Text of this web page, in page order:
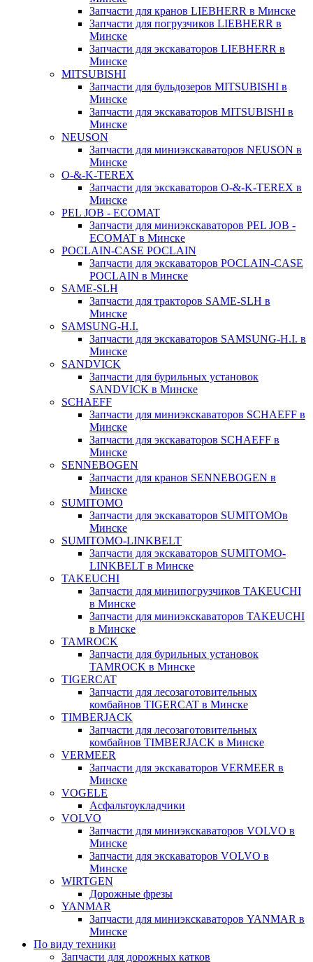
Запчасти для кранов LIEBHERR в Минске
Запчасти для погрузчиков LIEBHERR в
Минске
Запчасти для экскаваторов LIEBHERR в
Минске
MITSUBISHI
Запчасти для бульдозеров MITSUBISHI в
Минске
Запчасти для экскаваторов MITSUBISHI в
Минске
NEUSON
Запчасти для миниэкскаваторов NEUSON в
Минске
O-&-K-TEREX
Запчасти для экскаваторов O-&-K-TEREX в
Минске
PEL JOB - ECOMAT
Запчасти для миниэкскаваторов PEL JOB -
ECOMAT в Минске
POCLAIN-CASE POCLAIN
Запчасти для экскаваторов POCLAIN-CASE
POCLAIN в Минске
SAME-SLH
Запчасти для тракторов SAME-SLH в
Минске
SAMSUNG-H.I.
Запчасти для экскаваторов SAMSUNG-H.I. в
Минске
SANDVICK
Запчасти для бурильных установок
SANDVICK в Минске
SCHAEFF
Запчасти для миниэкскаваторов SCHAEFF в
Минске
Запчасти для экскаваторов SCHAEFF в
Минске
SENNEBOGEN
Запчасти для кранов SENNEBOGEN в
Минске
SUMITOMO
Запчасти для экскаваторов SUMITOMOв
Минске
SUMITOMO-LINKBELT
Запчасти для экскаваторов SUMITOMO-
LINKBELT в Минске
TAKEUCHI
Запчасти для минипогрузчиков TAKEUCHI
в Минске
Запчасти для миниэкскаваторов TAKEUCHI
в Минске
TAMROCK
Запчасти для бурильных установок
TAMROCK в Минске
TIGERCAT
Запчасти для лесозаготовительных
комбайнов TIGERCAT в Минске
TIMBERJACK
Запчасти для лесозаготовительных
комбайнов TIMBERJACK в Минске
VERMEER
Запчасти для экскаваторов VERMEER в
Минске
VOGELE
Асфальтоукладчики
VOLVO
Запчасти для миниэкскаваторов VOLVO в
Минске
Запчасти для экскаваторов VOLVO в
Минске
WIRTGEN
Дорожные фрезы
YANMAR
Запчасти для миниэкскаваторов YANMAR в
Минске
По виду техники
Запчасти для дорожных катков